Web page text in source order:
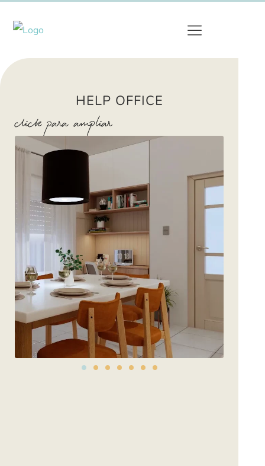
HELP OFFICE
click para ampliar